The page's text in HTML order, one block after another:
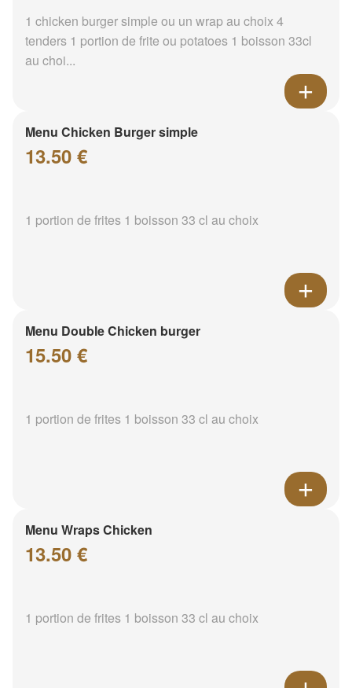
1 chicken burger simple ou un wrap au choix 4
tenders 1 portion de frite ou potatoes 1 boisson 33cl
au choi...
Menu Chicken Burger simple
13.50 €
1 portion de frites 1 boisson 33 cl au choix
Menu Double Chicken burger
15.50 €
1 portion de frites 1 boisson 33 cl au choix
Menu Wraps Chicken
13.50 €
1 portion de frites 1 boisson 33 cl au choix